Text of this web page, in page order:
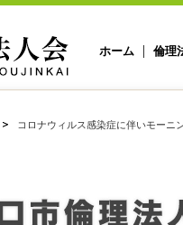
ホーム 倫理
コロナウィルス感染症に伴いモーニ